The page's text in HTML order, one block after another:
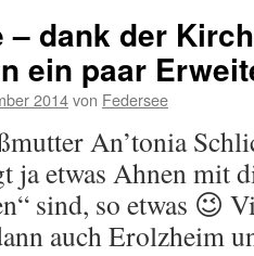
dank der
ein paar
2014von Federsee
An’tonia
ja etwas Ahnen mit
sind, so etwas 😉
auch Erolzheim